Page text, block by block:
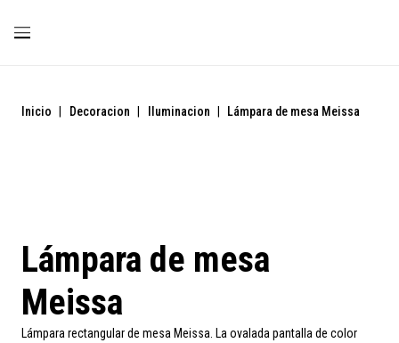
Inicio Decoracion Iluminacion Lámpara de mesa Meissa
Lámpara de mesa
Meissa
Lámpara rectangular de mesa Meissa. La ovalada pantalla de color